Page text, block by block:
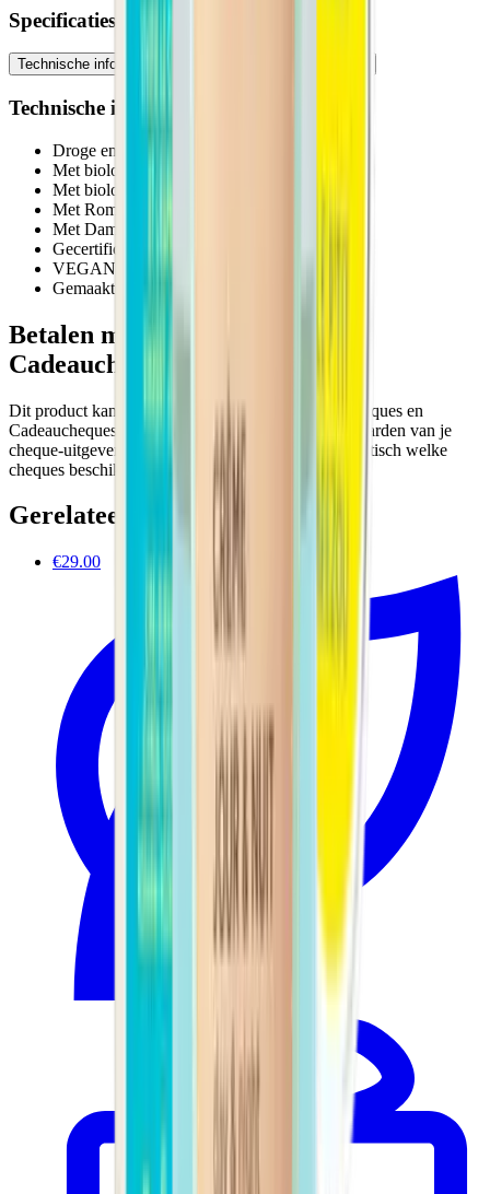
Specificaties
Technische informatie
Technische informatie
Droge en gevoelige huid
Met biologische abrikozenpitolie
Met biologische sheaboter
Met Romeins kamille bloemenwater
Met Damask roos extract
Gecertificeerd biologisch door Ecocert
VEGAN Product
Gemaakt in Frankrijk
Betalen met Ecocheques en
Cadeaucheques
Dit product kan je bij Impactedd betalen met Ecocheques en
Cadeaucheques wanneer het voldoet aan de voorwaarden van je
cheque-uitgever. Tijdens het afrekenen zie je automatisch welke
cheques beschikbaar zijn.
Gerelateerde producten
€29.00